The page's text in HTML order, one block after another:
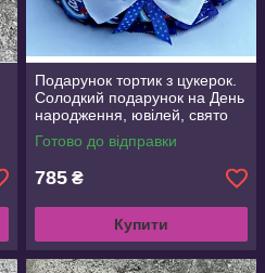
Подарунок тортик з цукерок.
Солодкий подарунок на День
народження, ювілей, свято
Готово до відправки
785 ₴
Купити